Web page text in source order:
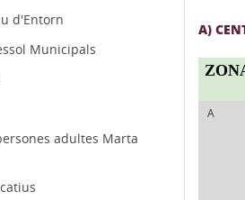
d'Entorn
Municipals
adultes Marta
A)
A